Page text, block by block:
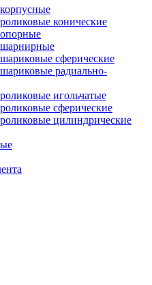
конические
сферические
радиально-
игольчатые
сферические
цилиндрические